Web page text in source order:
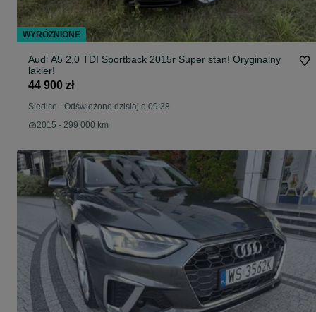
Audi A5 2,0 TDI Sportback 2015r Super stan! Oryginalny
lakier!
44 900 zł
Siedlce - Odświeżono dzisiaj o 09:38
2015 - 299 000 km
WYRÓŻNIONE